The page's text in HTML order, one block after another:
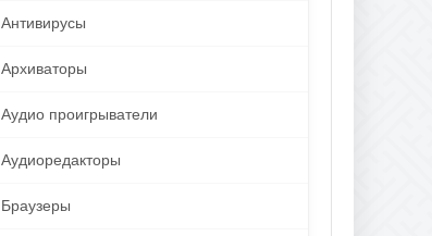
Антивирусы
Архиваторы
Аудио проигрыватели
Аудиоредакторы
Браузеры